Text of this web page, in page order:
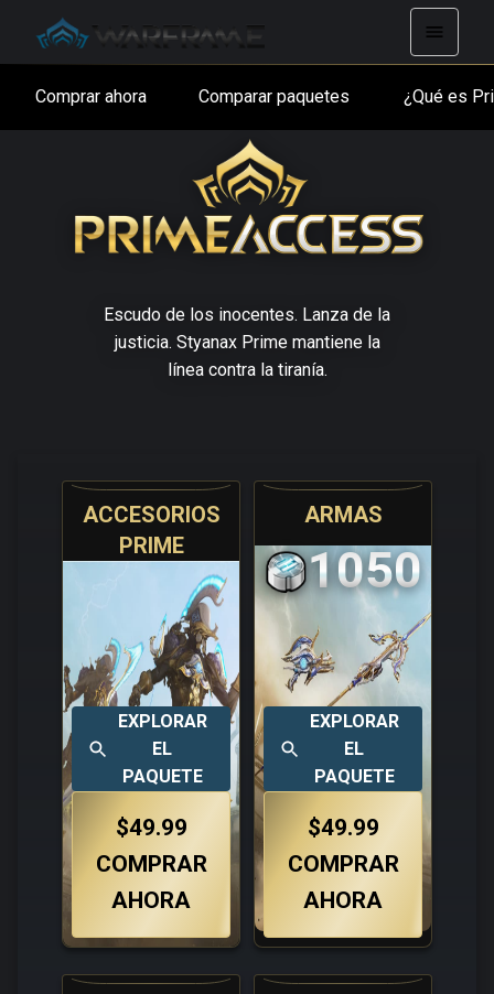
Comprar ahora Comparar paquetes ¿Qué es
Escudo de los inocentes. Lanza de la
justicia. Styanax Prime mantiene la
línea contra la tiranía.
ACCESORIOS
PRIME
EXPLORAR
EL
PAQUETE
$49.99
COMPRAR
AHORA
ARMAS
1050
EXPLORAR
EL
PAQUETE
$49.99
COMPRAR
AHORA